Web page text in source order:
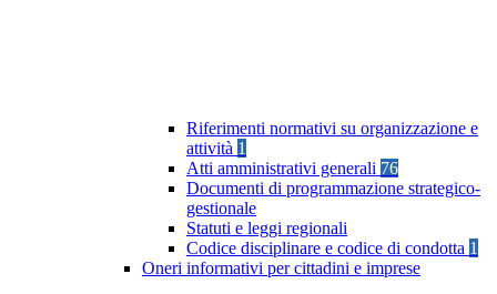
Riferimenti normativi su organizzazione e
attività 1
Atti amministrativi generali 76
Documenti di programmazione strategico-
gestionale
Statuti e leggi regionali
Codice disciplinare e codice di condotta 1
Oneri informativi per cittadini e imprese